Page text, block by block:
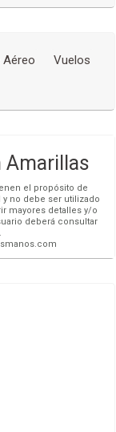
Aéreo Vuelos
Amarillas
el propósito de
no debe ser utilizado
mayores detalles y/o
deberá consultar